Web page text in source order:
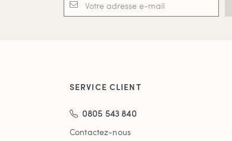
SERVICE CLIENT
0805 543 840
Contactez-nous